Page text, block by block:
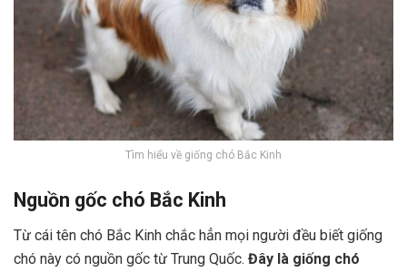
Tìm hiểu về giống chó Bắc Kinh
Nguồn gốc chó Bắc Kinh
Từ cái tên chó Bắc Kinh chắc hẳn mọi người đều biết giống
chó này có nguồn gốc từ Trung Quốc. Đây là giống chó